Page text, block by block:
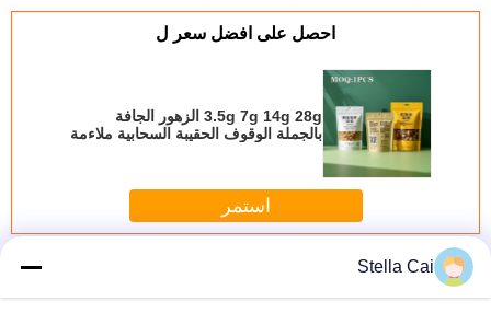
احصل على افضل سعر ل
3.5g 7g 14g 28g الزهور الجافة
بالجملة الوقوف الحقيبة السحابية ملاءمة
استمر
أكثر حقيبة مقاومة للأطفال
Stella Cai